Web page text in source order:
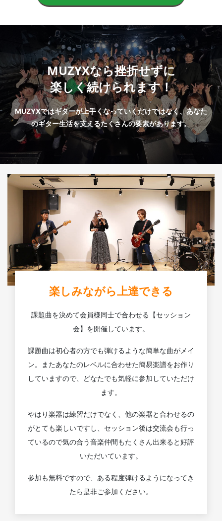
MUZYXなら挫折せずに
楽しく続けられます！
MUZYXではギターが上手くなっていくだけではなく、あなた
のギター生活を支えるたくさんの要素があります。
楽しみながら上達できる
課題曲を決めて会員様同士で合わせる【セッション
会】を開催しています。
課題曲は初心者の方でも弾けるような簡単な曲がメイ
ン。またあなたのレベルに合わせた簡易楽譜をお作り
していますので、どなたでも気軽に参加していただけ
ます。
やはり楽器は練習だけでなく、他の楽器と合わせるの
がとても楽しいですし、セッション後は交流会も行っ
ているので気の合う音楽仲間もたくさん出来ると好評
いただいています。
参加も無料ですので、ある程度弾けるようになってき
たら是非ご参加ください。